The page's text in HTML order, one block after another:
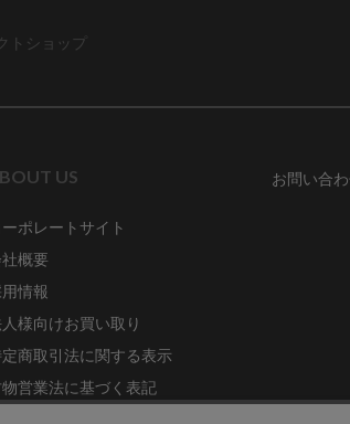
トショップ
US
ーポレートサイト
概要
情報
様向けお買い取り
商取引法に関する表示
営業法に基づく表記
お問い合